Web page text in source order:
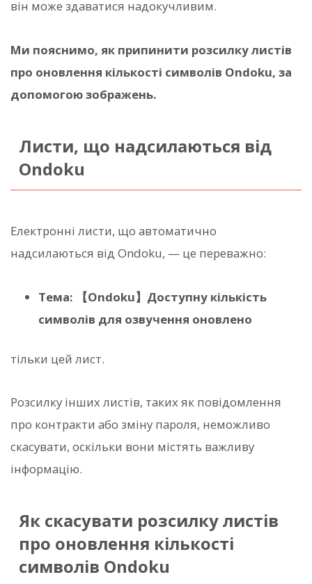
він може здаватися надокучливим.
Ми пояснимо, як припинити розсилку листів
про оновлення кількості символів Ondoku, за
допомогою зображень.
Листи, що надсилаються від
Ondoku
Електронні листи, що автоматично
надсилаються від Ondoku, — це переважно:
Тема: 【Ondoku】Доступну кількість
символів для озвучення оновлено
тільки цей лист.
Розсилку інших листів, таких як повідомлення
про контракти або зміну пароля, неможливо
скасувати, оскільки вони містять важливу
інформацію.
Як скасувати розсилку листів
про оновлення кількості
символів Ondoku